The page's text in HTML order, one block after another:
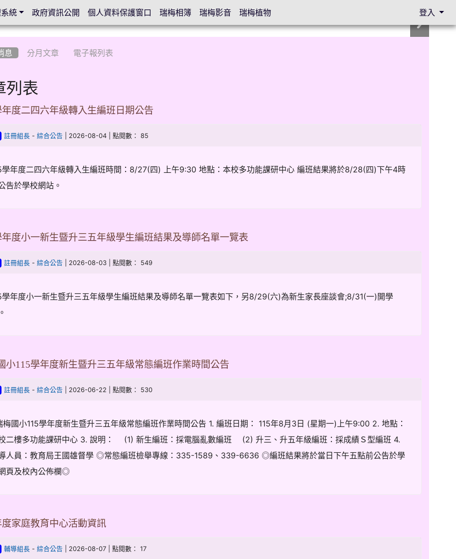
息 分月文章 電子報列表
列表
年度二四六年級轉入生編班日期公告
註冊組長 -綜合公告 | 2026-08-04 | 點閱數： 85
學年度二四六年級轉入生編班時間：8/27(四) 上午9:30 地點：本校多功能課研中心 編班結果將於8/28(四)下午4時
告於學校網站。
年度小一新生暨升三五年級學生編班結果及導師名單一覽表
註冊組長 -綜合公告 | 2026-08-03 | 點閱數： 549
學年度小一新生暨升三五年級學生編班結果及導師名單一覽表如下，另8/29(六)為新生家長座談會;8/31(一)開學
小115學年度新生暨升三五年級常態編班作業時間公告
註冊組長 -綜合公告 | 2026-06-22 | 點閱數： 530
梅國小115學年度新生暨升三五年級常態編班作業時間公告 1. 編班日期： 115年8月3日 (星期一)上午9:00 2. 地點：
二樓多功能課研中心 3. 說明： (1) 新生編班：採電腦亂數編班 (2) 升三、升五年級編班：採成績Ｓ型編班 4.
人員：教育局王國雄督學 ◎常態編班檢舉專線：335-1589、339-6636 ◎編班結果將於當日下午五點前公告於學
頁及校內公佈欄◎
度家庭教育中心活動資訊
輔導組長 -綜合公告 | 2026-08-07 | 點閱數： 17
統 政府資訊公開 個人資料保護窗口 瑞梅相簿 瑞梅影音 瑞梅植物 登入